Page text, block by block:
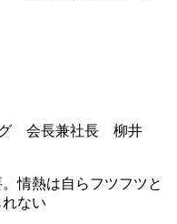
グ 会長兼社長 柳井